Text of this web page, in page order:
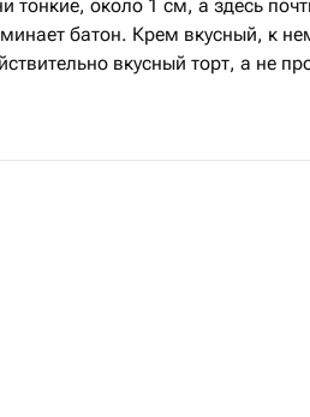
тонкие, около 1 см, а здесь
батон. Крем вкусный, к
вкусный торт, а не